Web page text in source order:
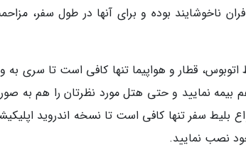
ناخوشایند بوده و برای آنها در طول سفر،
اتوبوس، قطار و هواپیما تنها کافی است تا سری به
توانید سفر خود را هم بیمه نمایید و حتی هتل مورد نظرتان را هم به
بلیط سفر تنها کافی است تا نسخه اندروید